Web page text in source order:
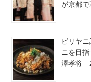
が京都で
ビリヤ
ニを目
澤孝将